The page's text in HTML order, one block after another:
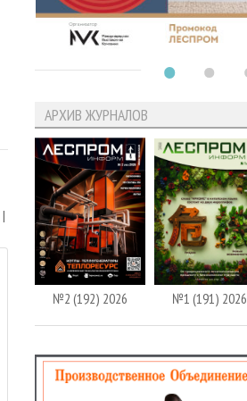
|
АРХИВ ЖУРНАЛОВ
№2 (192) 2026 №1 (191) 2026